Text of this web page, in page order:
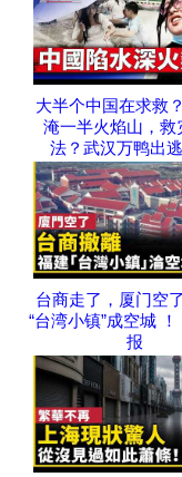
大半个中国在求救
淹一半火焰山，救
法？武汉万鸭出
台商走了，厦门空
“台湾小镇”成空城
报